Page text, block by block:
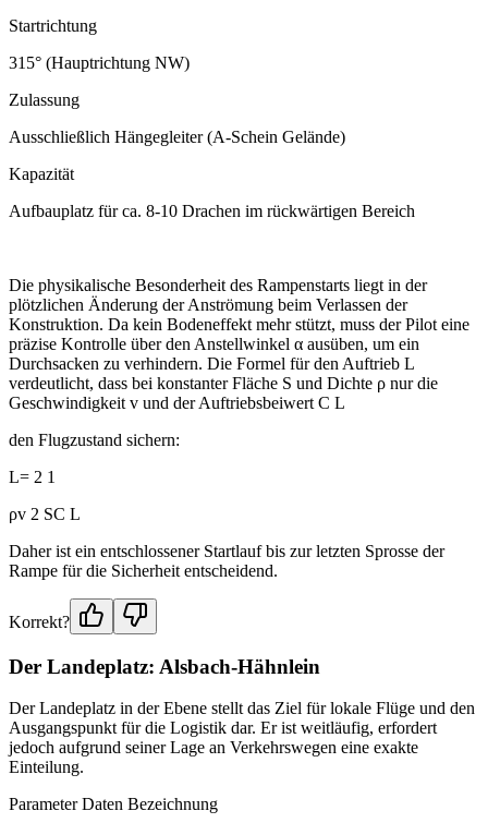
Startrichtung
315° (Hauptrichtung NW)
Zulassung
Ausschließlich Hängegleiter (A-Schein Gelände)
Kapazität
Aufbauplatz für ca. 8-10 Drachen im rückwärtigen Bereich
Die physikalische Besonderheit des Rampenstarts liegt in der
plötzlichen Änderung der Anströmung beim Verlassen der
Konstruktion. Da kein Bodeneffekt mehr stützt, muss der Pilot eine
präzise Kontrolle über den Anstellwinkel α ausüben, um ein
Durchsacken zu verhindern. Die Formel für den Auftrieb L
verdeutlicht, dass bei konstanter Fläche S und Dichte ρ nur die
Geschwindigkeit v und der Auftriebsbeiwert C L ​
den Flugzustand sichern:
L= 2 1 ​
ρv 2 SC L ​
Daher ist ein entschlossener Startlauf bis zur letzten Sprosse der
Rampe für die Sicherheit entscheidend.
Korrekt?
Der Landeplatz: Alsbach-Hähnlein
Der Landeplatz in der Ebene stellt das Ziel für lokale Flüge und den
Ausgangspunkt für die Logistik dar. Er ist weitläufig, erfordert
jedoch aufgrund seiner Lage an Verkehrswegen eine exakte
Einteilung.
Parameter Daten Bezeichnung